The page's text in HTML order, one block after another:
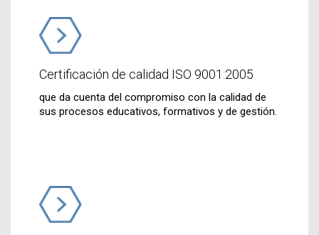
Certificación de calidad ISO 9001:2005
que da cuenta del compromiso con la calidad de
sus procesos educativos, formativos y de gestión.